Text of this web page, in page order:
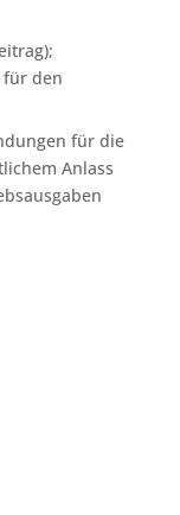
für den
für die
Anlass